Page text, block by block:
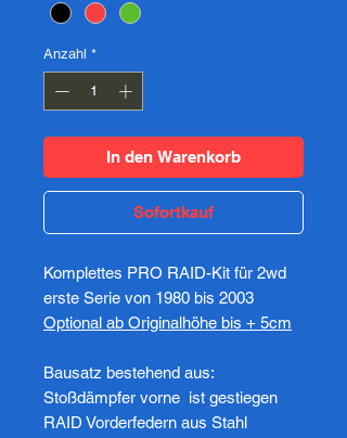
Anzahl *
In den Warenkorb
Sofortkauf
Komplettes PRO RAID-Kit für 2wd
erste Serie von 1980 bis 2003
Optional ab Originalhöhe bis + 5cm
Bausatz bestehend aus:
Stoßdämpfer vorne ist gestiegen
RAID Vorderfedern aus Stahl